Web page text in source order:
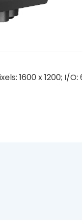
1600 x 1200;